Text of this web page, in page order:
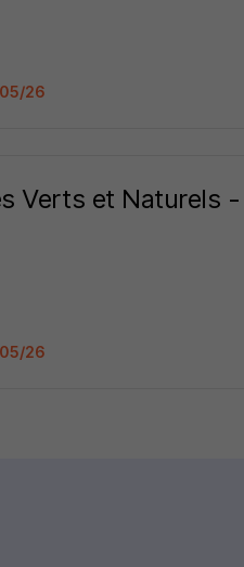
26
Verts et Naturels
26